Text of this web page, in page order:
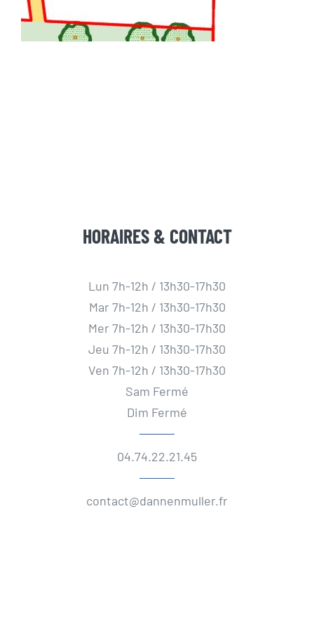
HORAIRES & CONTACT
Lun 7h-12h / 13h30-17h30
Mar 7h-12h / 13h30-17h30
Mer 7h-12h / 13h30-17h30
Jeu 7h-12h / 13h30-17h30
Ven 7h-12h / 13h30-17h30
Sam Fermé
Dim Fermé
04.74.22.21.45
contact@dannenmuller.fr